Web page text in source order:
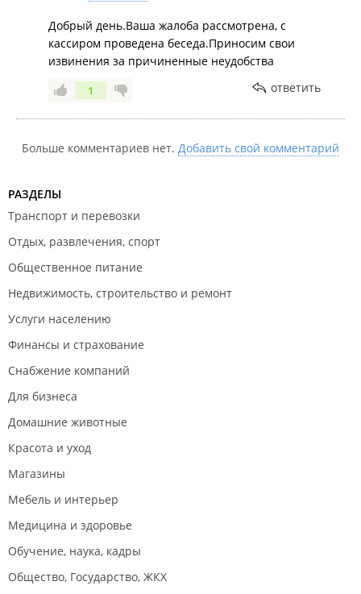
Добрый день.Ваша жалоба рассмотрена, с
кассиром проведена беседа.Приносим свои
извинения за причиненные неудобства
1 ответить
Больше комментариев нет. Добавить свой комментарий
РАЗДЕЛЫ
Транспорт и перевозки
Отдых, развлечения, спорт
Общественное питание
Недвижимость, строительство и ремонт
Услуги населению
Финансы и страхование
Снабжение компаний
Для бизнеса
Домашние животные
Красота и уход
Магазины
Мебель и интерьер
Медицина и здоровье
Обучение, наука, кадры
Общество, Государство, ЖКХ